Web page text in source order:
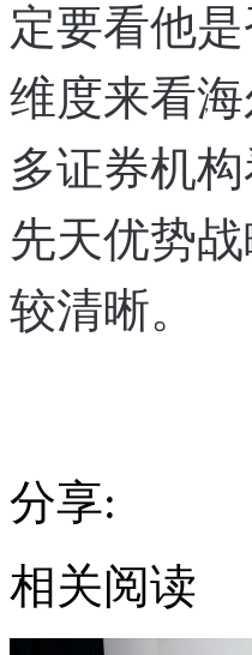
定要看他
维度来看，
多证券机
先天优势，
较清晰。
分享:
相关阅读